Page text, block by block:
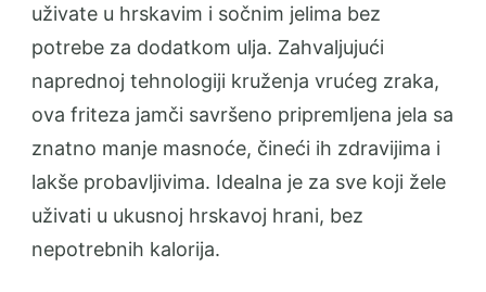
uživate u hrskavim i sočnim jelima bez
potrebe za dodatkom ulja. Zahvaljujući
naprednoj tehnologiji kruženja vrućeg zraka,
ova friteza jamči savršeno pripremljena jela sa
znatno manje masnoće, čineći ih zdravijima i
lakše probavljivima. Idealna je za sve koji žele
uživati u ukusnoj hrskavoj hrani, bez
nepotrebnih kalorija.